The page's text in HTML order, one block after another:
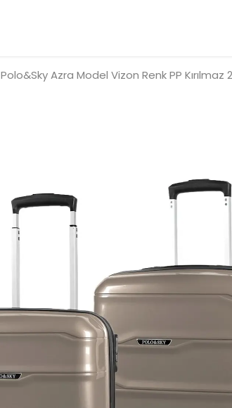
Polo&Sky Azra Model Vizon Renk PP